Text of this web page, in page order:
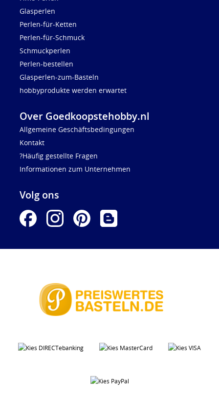
Glasperlen
Perlen-für-Ketten
Perlen-für-Schmuck
Schmuckperlen
Perlen-bestellen
Glasperlen-zum-Basteln
hobbyprodukte werden erwartet
Over Goedkoopstehobby.nl
Allgemeine Geschäftsbedingungen
Kontakt
?Häufig gestellte Fragen
Informationen zum Unternehmen
Volg ons